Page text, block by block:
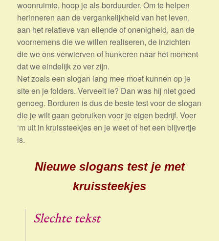
woonruimte, hoop je als borduurder. Om te helpen
herinneren aan de vergankelijkheid van het leven,
aan het relatieve van ellende of onenigheid, aan de
voornemens die we willen realiseren, de inzichten
die we ons verwierven of hunkeren naar het moment
dat we eindelijk zo ver zijn.
Net zoals een slogan lang mee moet kunnen op je
site en je folders. Verveelt ie? Dan was hij niet goed
genoeg. Borduren is dus de beste test voor de slogan
die je wilt gaan gebruiken voor je eigen bedrijf. Voer
‘m uit in kruissteekjes en je weet of het een blijvertje
is.
Nieuwe slogans test je met
kruissteekjes
Slechte tekst